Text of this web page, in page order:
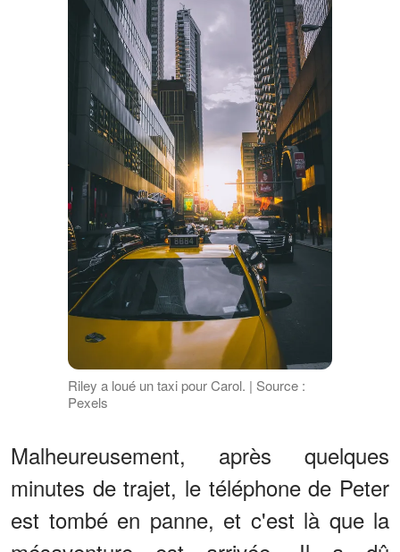
Riley a loué un taxi pour Carol. | Source :
Pexels
Malheureusement, après quelques
minutes de trajet, le téléphone de Peter
est tombé en panne, et c'est là que la